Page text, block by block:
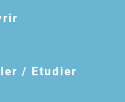
/ Etudier